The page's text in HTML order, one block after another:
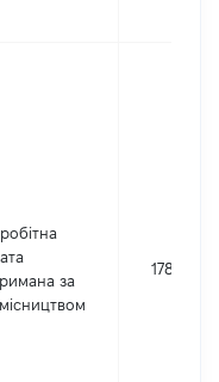
за
17804